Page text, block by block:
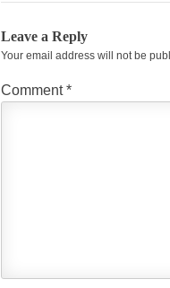
Leave a Reply
Your email address will not be
Comment*